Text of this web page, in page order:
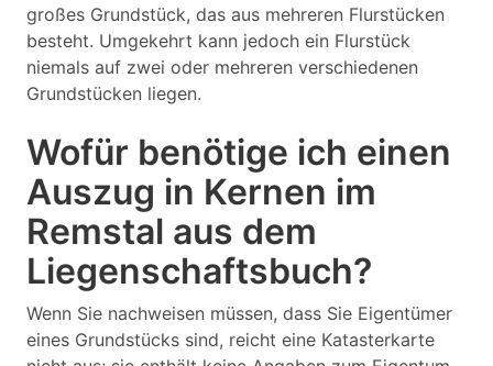
großes Grundstück, das aus mehreren Flurstücken
besteht. Umgekehrt kann jedoch ein Flurstück
niemals auf zwei oder mehreren verschiedenen
Grundstücken liegen.
Wofür benötige ich einen
Auszug in Kernen im
Remstal aus dem
Liegenschaftsbuch?
Wenn Sie nachweisen müssen, dass Sie Eigentümer
eines Grundstücks sind, reicht eine Katasterkarte